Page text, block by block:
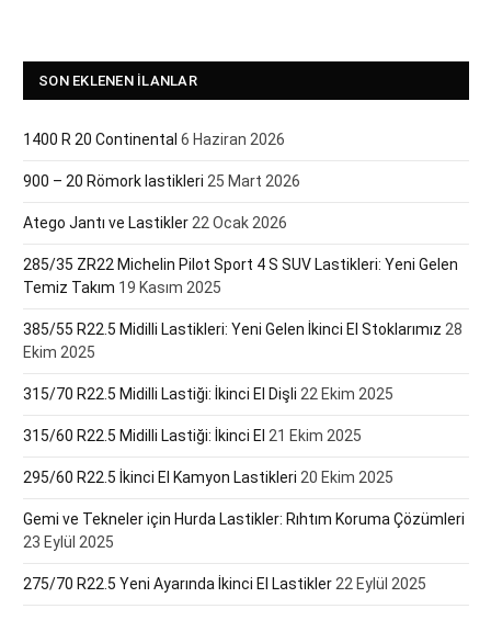
SON EKLENEN İLANLAR
1400 R 20 Continental 6 Haziran 2026
900 – 20 Römork lastikleri 25 Mart 2026
Atego Jantı ve Lastikler22 Ocak 2026
285/35 ZR22 Michelin Pilot Sport 4 S SUV Lastikleri: Yeni Gelen
Temiz Takım 19 Kasım 2025
385/55 R22.5 Midilli Lastikleri: Yeni Gelen İkinci El Stoklarımız 28
Ekim 2025
315/70 R22.5 Midilli Lastiği: İkinci El Dişli 22 Ekim 2025
315/60 R22.5 Midilli Lastiği: İkinci El 21 Ekim 2025
295/60 R22.5 İkinci El Kamyon Lastikleri 20 Ekim 2025
Gemi ve Tekneler için Hurda Lastikler: Rıhtım Koruma Çözümleri
23 Eylül 2025
275/70 R22.5 Yeni Ayarında İkinci El Lastikler22 Eylül 2025